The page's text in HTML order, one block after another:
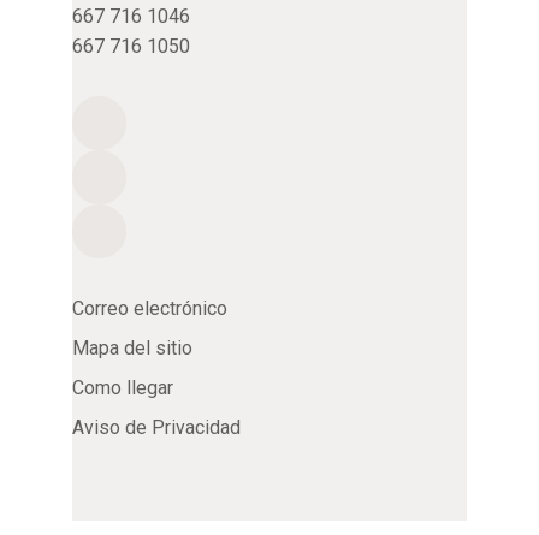
667 716 1046
667 716 1050
Correo electrónico
Mapa del sitio
Como llegar
Aviso de Privacidad